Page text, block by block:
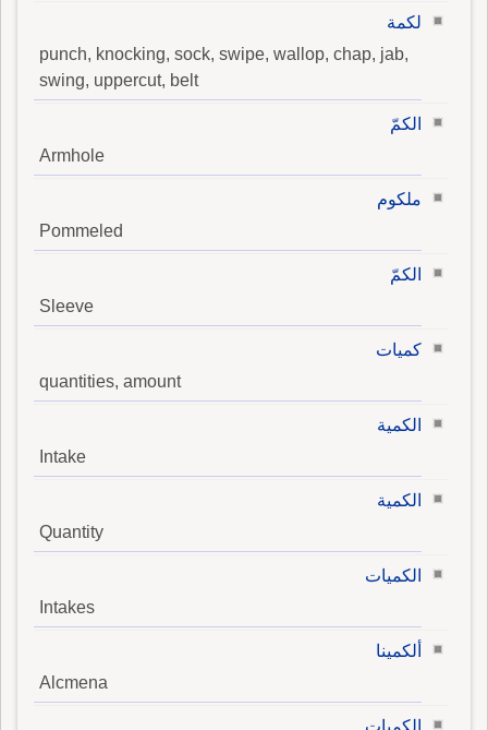
لكمة
punch, knocking, sock, swipe, wallop, chap, jab,
swing, uppercut, belt
الكمّ
Armhole
ملكوم
Pommeled
الكمّ
Sleeve
كميات
quantities, amount
الكمية
Intake
الكمية
Quantity
الكميات
Intakes
ألكمينا
Alcmena